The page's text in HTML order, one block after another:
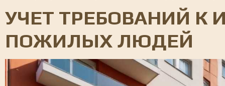
УЧЕТ ТРЕБОВАНИЙ К
ПОЖИЛЫХ ЛЮДЕЙ